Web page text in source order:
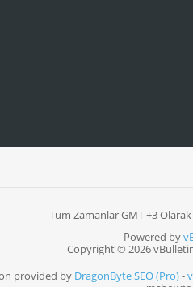
Tüm Zamanlar GMT +3
Powered by
Copyright © 2026
provided by DragonByte SEO (Pro)-